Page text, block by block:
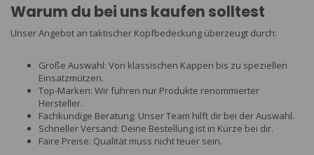
Warum du bei uns kaufen solltest
Unser Angebot an taktischer Kopfbedeckung überzeugt durch:
Große Auswahl: Von klassischen Kappen bis zu speziellen
Einsatzmützen.
Top-Marken: Wir führen nur Produkte renommierter
Hersteller.
Fachkundige Beratung: Unser Team hilft dir bei der Auswahl.
Schneller Versand: Deine Bestellung ist in Kürze bei dir.
Faire Preise: Qualität muss nicht teuer sein.